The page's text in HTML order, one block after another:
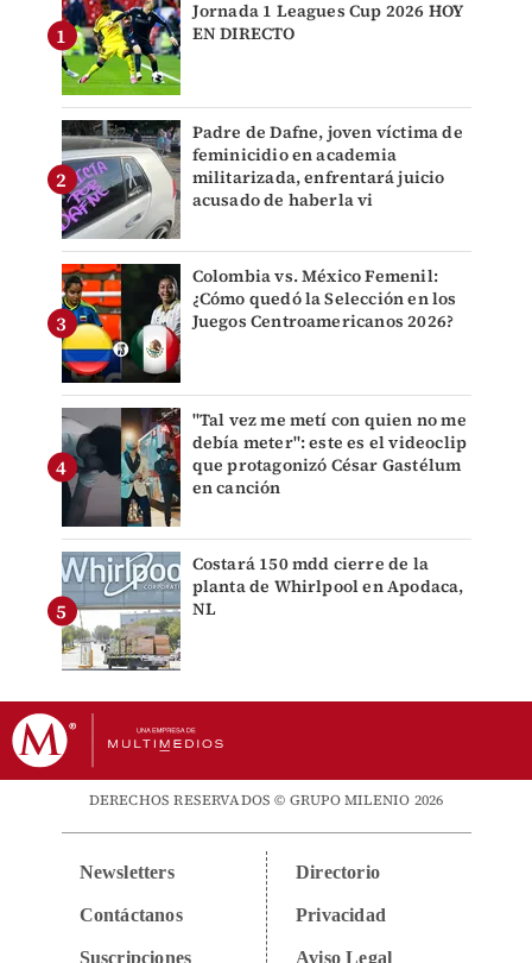
Jornada 1 Leagues Cup 2026 HOY
EN DIRECTO
Padre de Dafne, joven víctima de
feminicidio en academia
militarizada, enfrentará juicio
acusado de haberla vi
Colombia vs. México Femenil:
¿Cómo quedó la Selección en los
Juegos Centroamericanos 2026?
"Tal vez me metí con quien no me
debía meter": este es el videoclip
que protagonizó César Gastélum
en canción
Costará 150 mdd cierre de la
planta de Whirlpool en Apodaca,
NL
DERECHOS RESERVADOS © GRUPO MILENIO 2026
Newsletters
Contáctanos
Suscripciones
Directorio
Privacidad
Aviso Legal